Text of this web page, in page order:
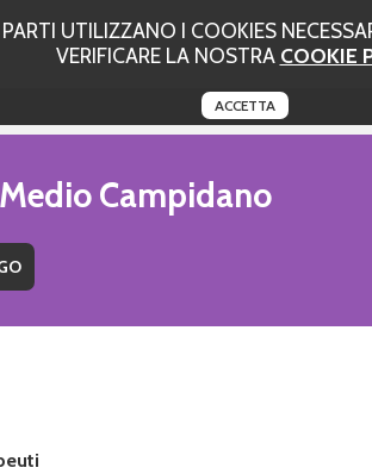
UTILIZZANO I COOKIES
VERIFICARE LA NOSTRA COOKIE
ACCETTA
Campidano